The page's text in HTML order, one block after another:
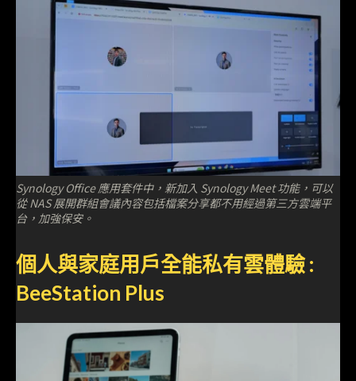
Synology Office 應用套件中，新加入 Synology Meet 功能，可以
從 NAS 展開群組會議內容包括檔案分享都不用經過第三方雲端平
台，加強保安。
個人與家庭用戶全能私有雲體驗 :
BeeStation Plus